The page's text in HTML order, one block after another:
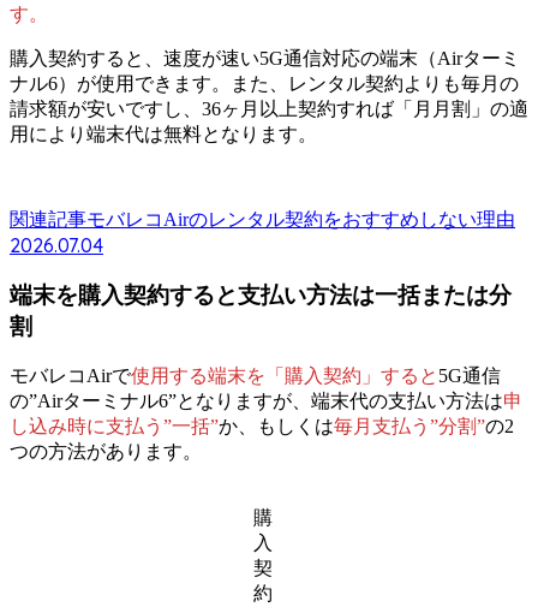
す。
購入契約すると、 速度が速い5G通信対応の端末（Airターミ
ナル6）が使用できます。
また、
レンタル契約よりも毎月の
請求額が安いですし、36ヶ月以上契約すれば 「月月割」の適
用により端末代は無料となります。
関連記事モバレコAirのレンタル契約をおすすめしない理由
2026.07.04
端末を購入契約すると支払い方法は一括または分
割
モバレコAirで使用する端末を「購入契約」すると 5G通信
の”Airターミナル6”となりますが、端末代の支払い方法は申
し込み時に支払う”一括”か、もしくは毎月支払う”分割”の2
つの方法があります。
購
入
契
約